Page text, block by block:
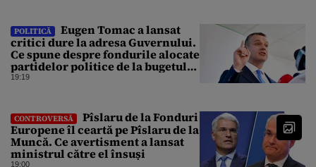
POLITICĂ
Eugen Tomac a lansat
critici dure la adresa Guvernului.
Ce spune despre fondurile alocate
partidelor politice de la bugetul
de stat
19:19
CONTROVERSĂ
Pîslaru de la Fonduri
Europene îl ceartă pe Pîslaru de la
Muncă. Ce avertisment a lansat
ministrul către el însuși
19:00